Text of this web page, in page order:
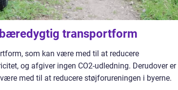
transportform
som kan være med til at reducere
og afgiver ingen CO2-udledning. Derudover er
med til at reducere støjforureningen i byerne.